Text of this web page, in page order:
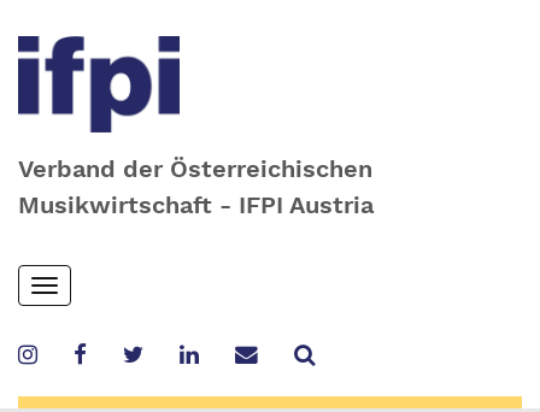
Verband der Österreichischen
Musikwirtschaft - IFPI Austria
Skip
to
content
Toggle
navigation